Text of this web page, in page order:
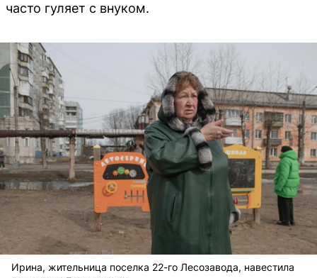
часто гуляет с внуком.
Ирина, жительница поселка 22-го Лесозавода, навестила